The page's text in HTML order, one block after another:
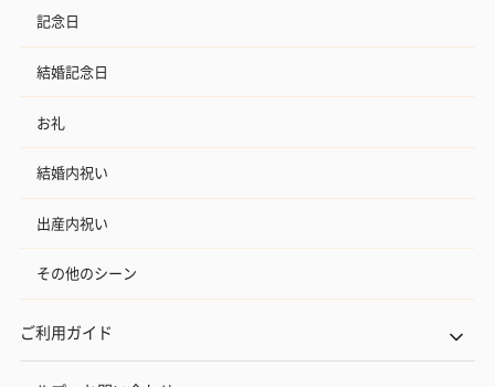
記念日
結婚記念日
お礼
結婚内祝い
出産内祝い
その他のシーン
ご利用ガイド